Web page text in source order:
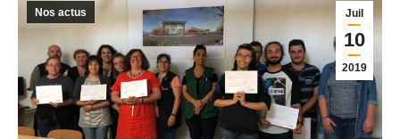
Juil
10
2019
Nos actus